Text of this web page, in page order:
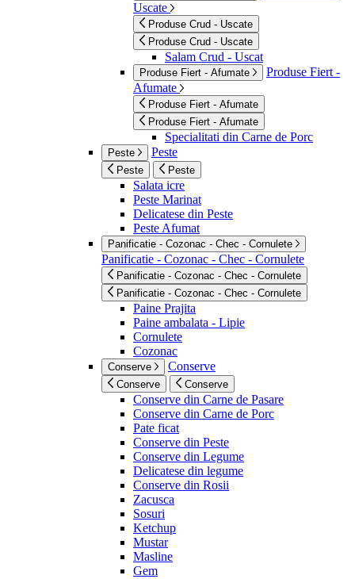
Uscate
Produse Crud - Uscate
Produse Crud - Uscate
Salam Crud - Uscat
Produse Fiert - Afumate
Produse Fiert -
Afumate
Produse Fiert - Afumate
Produse Fiert - Afumate
Specialitati din Carne de Porc
Peste Peste
Peste Peste
Salata icre
Peste Marinat
Delicatese din Peste
Peste Afumat
Panificatie - Cozonac - Chec - Cornulete
Panificatie - Cozonac - Chec - Cornulete
Panificatie - Cozonac - Chec - Cornulete
Panificatie - Cozonac - Chec - Cornulete
Paine Prajita
Paine ambalata - Lipie
Cornulete
Cozonac
Conserve Conserve
Conserve Conserve
Conserve din Carne de Pasare
Conserve din Carne de Porc
Pate ficat
Conserve din Peste
Conserve din Legume
Delicatese din legume
Conserve din Rosii
Zacusca
Sosuri
Ketchup
Mustar
Masline
Gem